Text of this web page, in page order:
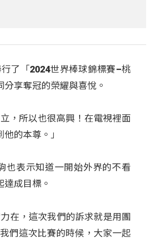
了「2024世界棒球錦標賽–桃
享奪冠的榮耀與喜悅。
，所以也很高興！在電視裡面
的本尊。」
也表示知道一開始外界的不看
成目標。
在，這次我們的訴求就是用團
們這次比賽的時候，大家一起